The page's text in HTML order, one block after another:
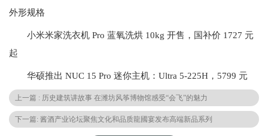
外形规格
小米米家洗衣机 Pro 蓝氧洗烘 10kg 开售，国补价 1727 元
起
华硕推出 NUC 15 Pro 迷你主机：Ultra 5-225H，5799 元
上一篇 : 历史建筑讲故事 在潍坊风筝博物馆感受“会飞”的魅力
下一篇: 酱酒产业论坛聚焦文化和品质龍國宴发布高端新品系列